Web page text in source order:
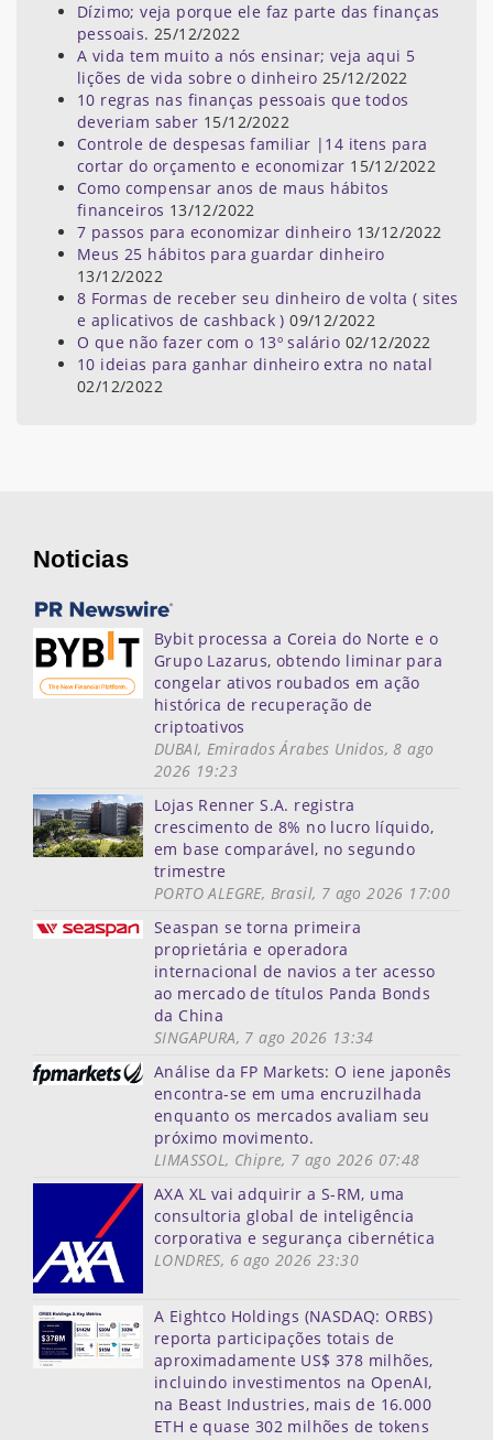
Dízimo; veja porque ele faz parte das finanças
pessoais. 25/12/2022
A vida tem muito a nós ensinar; veja aqui 5
lições de vida sobre o dinheiro 25/12/2022
10 regras nas finanças pessoais que todos
deveriam saber 15/12/2022
Controle de despesas familiar |14 itens para
cortar do orçamento e economizar 15/12/2022
Como compensar anos de maus hábitos
financeiros 13/12/2022
7 passos para economizar dinheiro 13/12/2022
Meus 25 hábitos para guardar dinheiro
13/12/2022
8 Formas de receber seu dinheiro de volta ( sites
e aplicativos de cashback ) 09/12/2022
O que não fazer com o 13º salário 02/12/2022
10 ideias para ganhar dinheiro extra no natal
02/12/2022
Noticias
Bybit processa a Coreia do Norte e o
Grupo Lazarus, obtendo liminar para
congelar ativos roubados em ação
histórica de recuperação de
criptoativos
DUBAI, Emirados Árabes Unidos, 8 ago
2026 19:23
Lojas Renner S.A. registra
crescimento de 8% no lucro líquido,
em base comparável, no segundo
trimestre
PORTO ALEGRE, Brasil, 7 ago 2026 17:00
Seaspan se torna primeira
proprietária e operadora
internacional de navios a ter acesso
ao mercado de títulos Panda Bonds
da China
SINGAPURA, 7 ago 2026 13:34
Análise da FP Markets: O iene japonês
encontra-se em uma encruzilhada
enquanto os mercados avaliam seu
próximo movimento.
LIMASSOL, Chipre, 7 ago 2026 07:48
AXA XL vai adquirir a S-RM, uma
consultoria global de inteligência
corporativa e segurança cibernética
LONDRES, 6 ago 2026 23:30
A Eightco Holdings (NASDAQ: ORBS)
reporta participações totais de
aproximadamente US$ 378 milhões,
incluindo investimentos na OpenAI,
na Beast Industries, mais de 16.000
ETH e quase 302 milhões de tokens